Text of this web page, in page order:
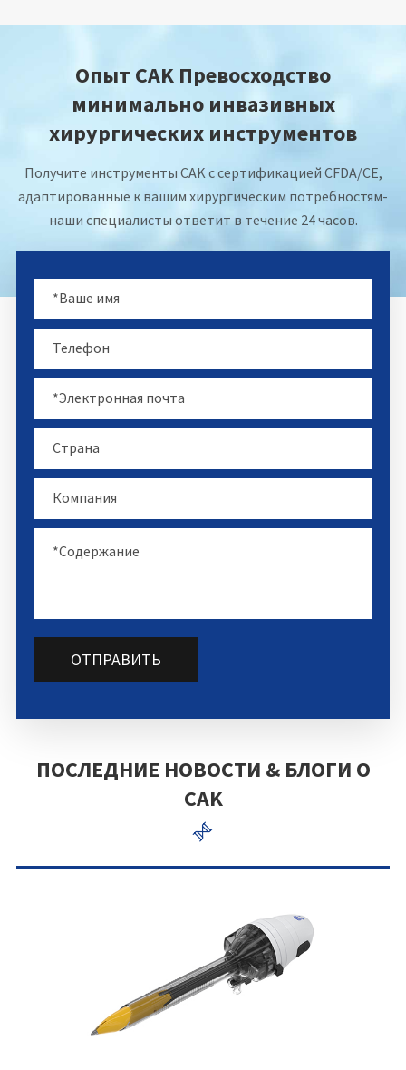
Опыт CAK Превосходство
минимально инвазивных
хирургических инструментов
Получите инструменты CAK с сертификацией CFDA/CE,
адаптированные к вашим хирургическим потребностям-
наши специалисты ответит в течение 24 часов.
ОТПРАВИТЬ
ПОСЛЕДНИЕ НОВОСТИ & БЛОГИ О
CAK
